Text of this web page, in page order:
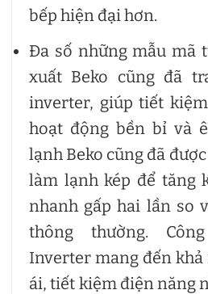
bếp hiện đại hơn.
Đa số những mẫu mã
xuất Beko cũng đã
inverter, giúp tiết
hoạt động bền bỉ và
lạnh Beko cũng đã
làm lạnh kép để tăng
nhanh gấp hai lần so
thông thường.
Inverter mang đến
ái, tiết kiệm điện năng